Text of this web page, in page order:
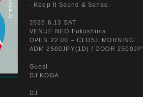
- Keep It Sound & Sense.
2026.6.13 SAT
VENUE NEO Fukushima
OPEN 22:00 – CLOSE MORNING
ADM 2500JPY(1D) / DOOR
Guest
DJ KOGA
DJ